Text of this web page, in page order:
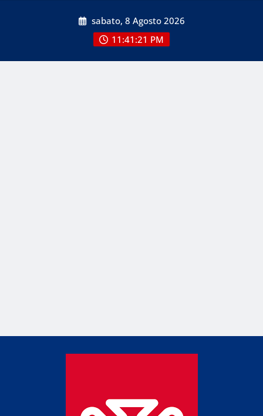
sabato, 8 Agosto 2026
11:41:21 PM